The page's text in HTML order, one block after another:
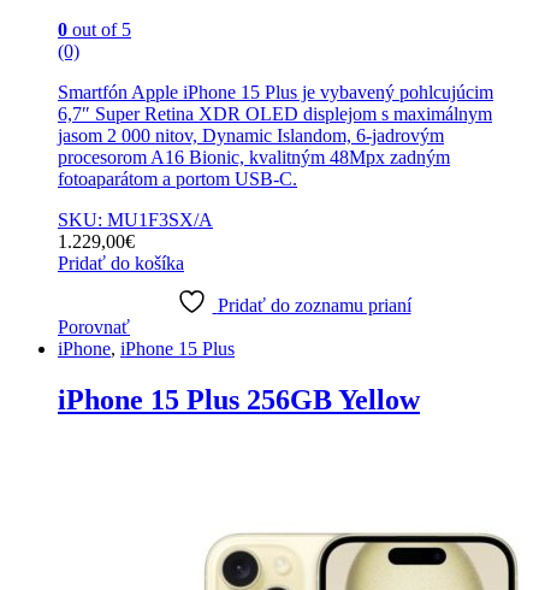
0 out of 5
(0)
Smartfón Apple iPhone 15 Plus je vybavený pohlcujúcim
6,7″ Super Retina XDR OLED displejom s maximálnym
jasom 2 000 nitov, Dynamic Islandom, 6-jadrovým
procesorom A16 Bionic, kvalitným 48Mpx zadným
fotoaparátom a portom USB-C.
SKU: MU1F3SX/A
1.229,00€
Pridať do košíka
Pridať do zoznamu prianí
Porovnať
iPhone, iPhone 15 Plus
iPhone 15 Plus 256GB Yellow